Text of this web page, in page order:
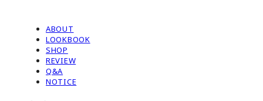
ABOUT
LOOKBOOK
SHOP
REVIEW
Q&A
NOTICE